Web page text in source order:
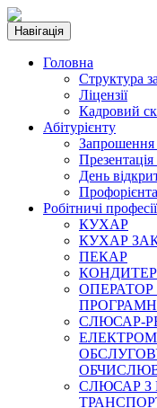
Навігація
Головна
Структура
Ліцензії
Кадровий
Абітурієнту
Запрошення
День
Робітничі професії
КУХАР
КУХАР
ПЕКАР
КОНДИТЕР
ОПЕРАТОР
СЛЮСАР-
СЛЮСАР З